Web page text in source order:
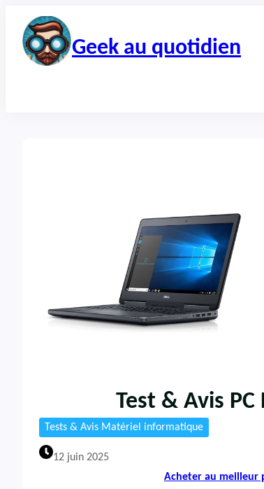
contenu
Geek au quotidien
Test & Avis
Tests & Avis Matériel informatique
12 juin 2025
Acheter au meilleur